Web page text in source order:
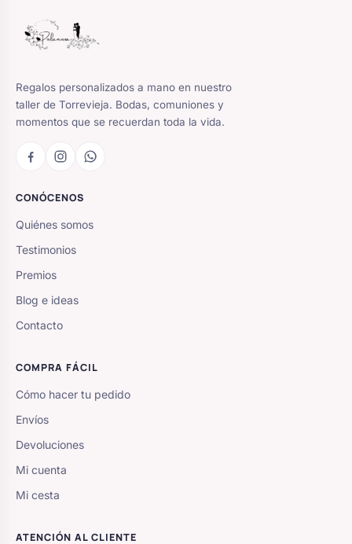
Regalos personalizados a mano en nuestro
taller de Torrevieja. Bodas, comuniones y
momentos que se recuerdan toda la vida.
CONÓCENOS
Quiénes somos
Testimonios
Premios
Blog e ideas
Contacto
COMPRA FÁCIL
Cómo hacer tu pedido
Envíos
Devoluciones
Mi cuenta
Mi cesta
ATENCIÓN AL CLIENTE